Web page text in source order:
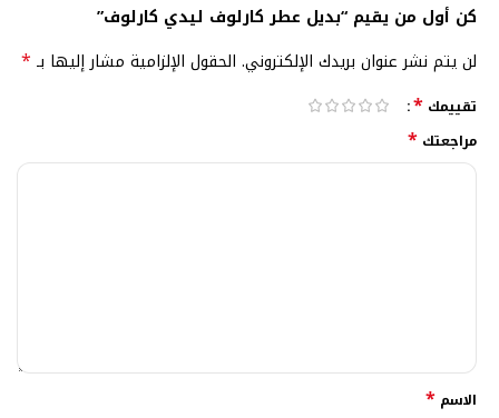
كن أول من يقيم “بديل عطر كارلوف ليدي كارلوف”
لن يتم نشر عنوان بريدك الإلكتروني. الحقول الإلزامية مشار إليها بـ *
تقييمك *
مراجعتك *
الاسم *